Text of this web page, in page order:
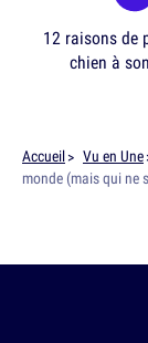
12 raisons de
chien à
Accueil Vu en Une
monde (mais qui ne